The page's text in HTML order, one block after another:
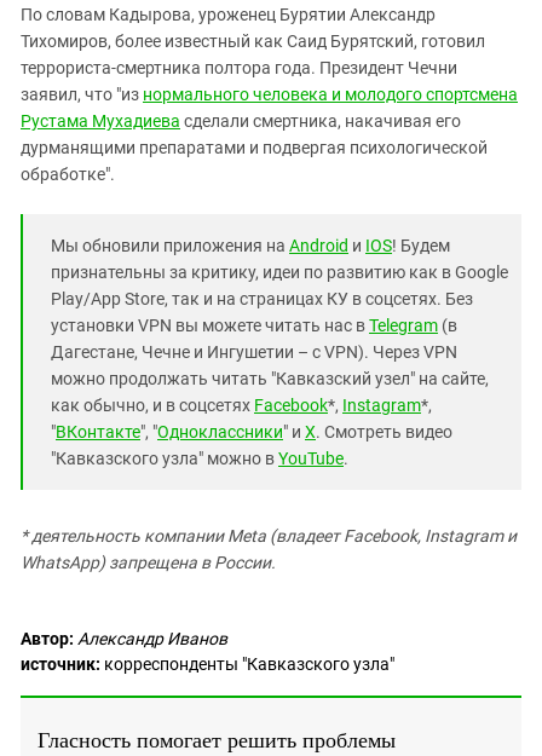
По словам Кадырова, уроженец Бурятии Александр
Тихомиров, более известный как Саид Бурятский, готовил
террориста-смертника полтора года. Президент Чечни
заявил, что "из нормального человека и молодого спортсмена
Рустама Мухадиева сделали смертника, накачивая его
дурманящими препаратами и подвергая психологической
обработке".
Мы обновили приложения на Android и IOS! Будем
признательны за критику, идеи по развитию как в Google
Play/App Store, так и на страницах КУ в соцсетях. Без
установки VPN вы можете читать нас вTelegram (в
Дагестане, Чечне и Ингушетии – с VPN). Через VPN
можно продолжать читать "Кавказский узел" на сайте,
как обычно, и в соцсетях Facebook*, Instagram*,
"ВКонтакте", "Одноклассники" и X. Смотреть видео
"Кавказского узла" можно вYouTube.
* деятельность компании Meta (владеет Facebook, Instagram и
WhatsApp) запрещена в России.
Автор: Александр Иванов
источник: корреспонденты "Кавказского узла"
Гласность помогает решить проблемы